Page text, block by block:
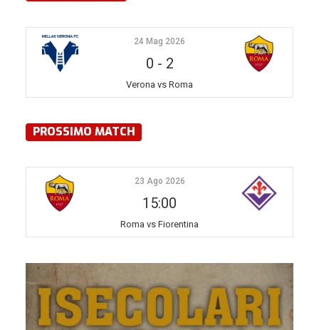
24 Mag 2026
0 - 2
Verona vs Roma
PROSSIMO MATCH
23 Ago 2026
15:00
Roma vs Fiorentina